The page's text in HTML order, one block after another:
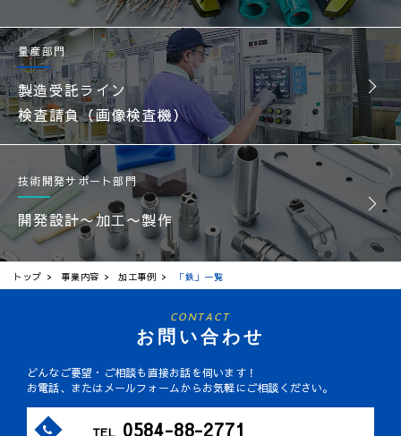
量産部門
製造受託ライン
検査請負（画像検査機）
技術開発サポート部門
開発設計〜加工〜製作
トップ 事業内容 加工事例 「鉄」一覧
CONTACT
お問い合わせ
どんなご要望・ご相談も直接お話を伺います！
お電話、またはメールフォームからお気軽にご相談ください。
TEL 0584-88-2771